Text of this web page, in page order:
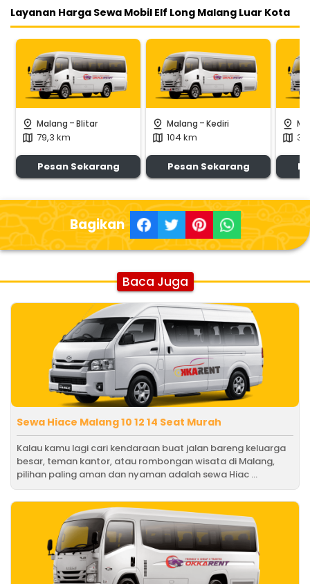
Layanan Harga Sewa Mobil Elf Long Malang Luar Kota
pin_drop Malang -Blitar
map 79,3 km
Pesan Sekarang
pin_drop Malang -Kediri
map 104 km
Pesan Sekarang
pin_drop
map
Bagikan
Baca Juga
Sewa Hiace Malang 10 12 14 Seat Murah
Kalau kamu lagi cari kendaraan buat jalan bareng keluarga
besar, teman kantor, atau rombongan wisata di Malang,
pilihan paling aman dan nyaman adalah sewa Hiac ...